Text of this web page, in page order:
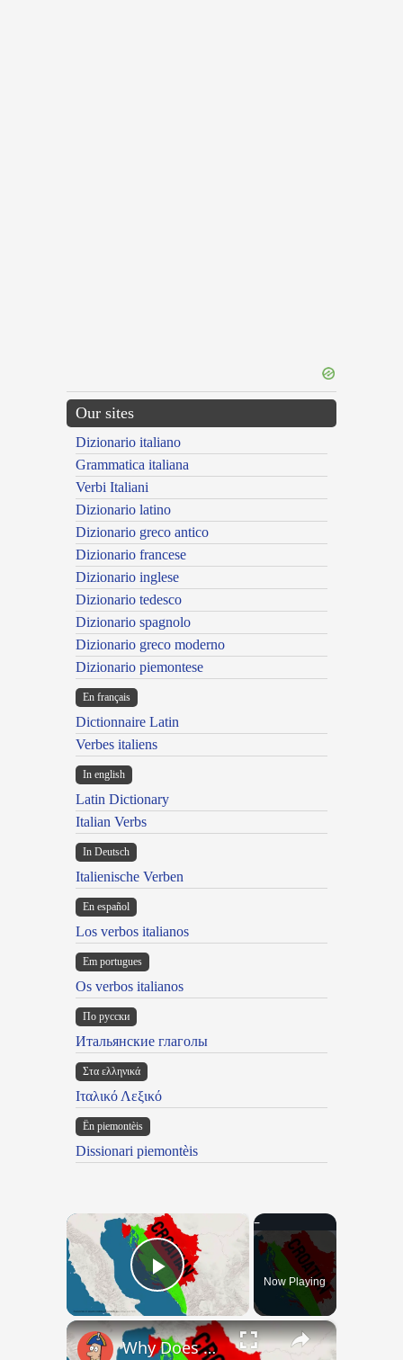
Our sites
Dizionario italiano
Grammatica italiana
Verbi Italiani
Dizionario latino
Dizionario greco antico
Dizionario francese
Dizionario inglese
Dizionario tedesco
Dizionario spagnolo
Dizionario greco moderno
Dizionario piemontese
En français
Dictionnaire Latin
Verbes italiens
In english
Latin Dictionary
Italian Verbs
In Deutsch
Italienische Verben
En español
Los verbos italianos
Em portugues
Os verbos italianos
По русски
Итальянские глаголы
Στα ελληνικά
Ιταλικό Λεξικό
Ën piemontèis
Dissionari piemontèis
×
Play VideoNow Playing
×
Why Does Nobody Speak This Romance Language Anymore?